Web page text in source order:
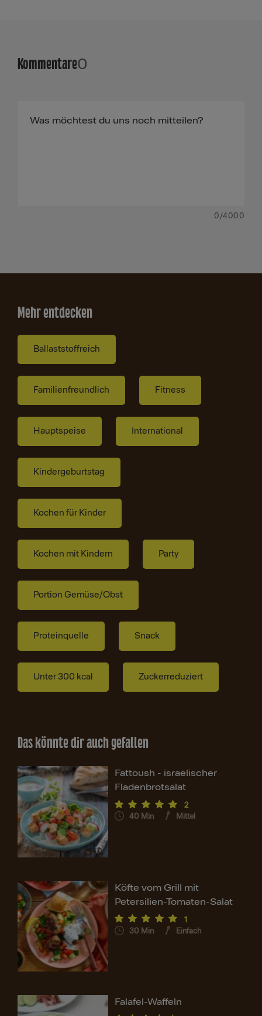
Kommentare0
0 /4000
Mehr entdecken
Ballaststoffreich
Familienfreundlich Fitness
Hauptspeise International
Kindergeburtstag
Kochen für Kinder
Kochen mit Kindern Party
Portion Gemüse/Obst
Proteinquelle Snack
Unter 300 kcal Zuckerreduziert
Das könnte dir auch gefallen
Fattoush - israelischer
Fladenbrotsalat
2
40 Min Mittel
Köfte vom Grill mit
Petersilien-Tomaten-Salat
1
30 Min Einfach
Falafel-Waffeln